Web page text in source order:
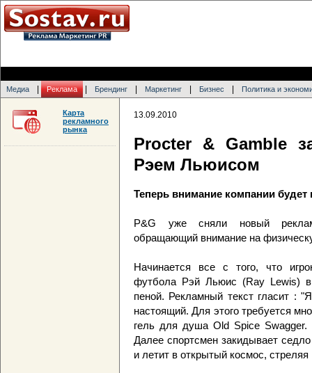
Медиа Реклама Брендинг Маркетинг Бизнес Политика и
13.09.2010
Procter & Gamble
Рэем Льюисом
Теперь внимание компании
P&G уже сняли новый
обращающий внимание на
Начинается все с того, что
футбола Рэй Льюис (Ray Lewis)
пеной. Рекламный текст гласит :
настоящий. Для этого требуется
гель для душа Old Spice
Далее спортсмен закидывает седло
и летит в открытый космос,
Карта
рекламного
рынка